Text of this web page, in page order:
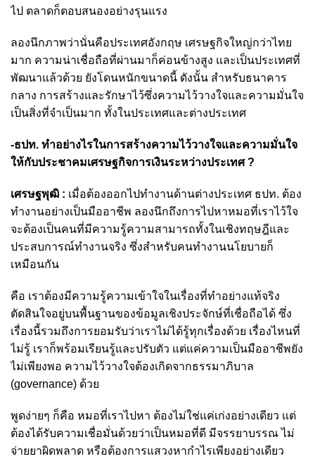
ไป ตลาดก็ตอบสนองอย่างรุนแรง
ลองนึกภาพว่านั่นคือประเทศอังกฤษ เศรษฐกิจใหญ่กว่าไทย
มาก ความน่าเชื่อถือที่ผ่านมาก็ค่อนข้างสูง และเป็นประเทศที่
พัฒนาแล้วด้วย ยังโดนหนักขนาดนี้ ดังนั้น สำหรับธนาคาร
กลาง การสร้างและรักษาไว้ซึ่งความไว้วางใจและความมั่นใจ
เป็นสิ่งที่จำเป็นมาก ทั้งในประเทศและต่างประเทศ
-ธปท. ทำอย่างไรในการสร้างความไว้วางใจและความมั่นใจ
ให้กับประชาคมเศรษฐกิจการเงินระหว่างประเทศ ?
เศรษฐพุฒิ : เมื่อต้องออกไปทำงานด้านต่างประเทศ ธปท. ต้อง
ทำงานอย่างเป็นมืออาชีพ ลองนึกถึงการไปหาหมอที่เราไว้ใจ
จะต้องเป็นคนที่มีความรู้ความสามารถทั้งในเชิงทฤษฎีและ
ประสบการณ์ทำงานจริง ซึ่งสำหรับคนทำงานนโยบายก็
เหมือนกัน
คือ เราต้องมีความรู้ความเข้าใจในเรื่องที่ทำอย่างแท้จริง
ตัดสินใจอยู่บนพื้นฐานของข้อมูลเชิงประจักษ์ที่เชื่อถือได้ ซึ่ง
เรื่องนี้รวมถึงการยอมรับว่าเราไม่ได้รู้ทุกเรื่องด้วย เรื่องไหนที่
ไม่รู้ เราก็พร้อมเรียนรู้และปรับตัว แต่แค่ความเป็นมืออาชีพยัง
ไม่เพียงพอ ความไว้วางใจต้องเกิดจากธรรมาภิบาล
(governance) ด้วย
พูดง่ายๆ ก็คือ หมอที่เราไปหา ต้องไม่ใช่แค่เก่งอย่างเดียว แต่
ต้องได้รับความเชื่อมั่นด้วยว่าเป็นหมอที่ดี มีจรรยาบรรณ ไม่
จ่ายยาผิดพลาด หรือต้องการแสวงหากำไรเพียงอย่างเดียว